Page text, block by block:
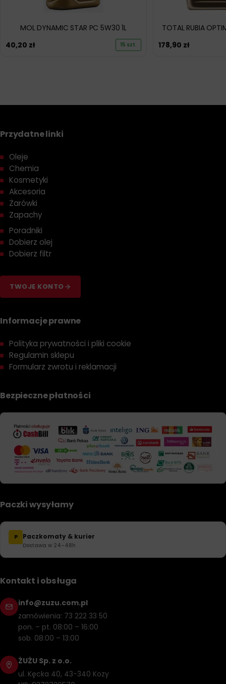
MOL DYNAMIC STAR PC 5W30 1L
40,20 zł 15 szt.
TOTAL RUBIA
178,90 zł
Przydatne linki
Oleje
Chemia
Kosmetyki
Akcesoria
Żarówki
Zapachy
Poradniki
Dobierz olej
Dobierz filtr
TWOJE KONTO
Informacje prawne
Polityka prywatności i pliki cookie
Regulamin sklepu
Formularz zwrotu i reklamacji
Bezpieczne płatności
Paczki wysyłamy
P Paczkomaty & kurier
Dostawa w 24–48h
Kontakt i obsługa
info@zuzu.com.pl
zamówienia: 73 222 33 50
pon. – pt. 08:00 – 16:00
sob. 08:00 – 13:00
ŻUŻU Sp. z o.o.
ul. Kęcka 40, 43-340 Kozy